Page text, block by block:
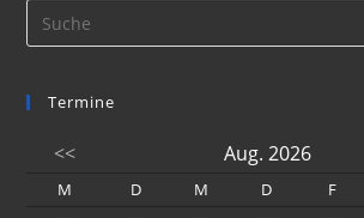
Termine
<< Aug. 2026
M D M D F